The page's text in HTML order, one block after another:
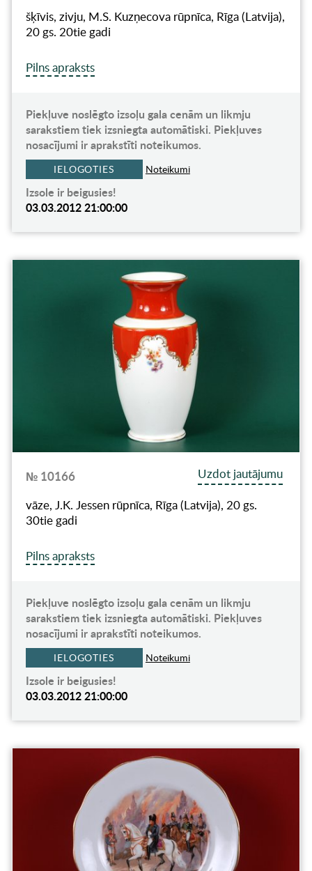
šķīvis, zivju, M.S. Kuzņecova rūpnīca, Rīga (Latvija),
20 gs. 20tie gadi
Pilns apraksts
Piekļuve noslēgto izsoļu gala cenām un likmju
sarakstiem tiek izsniegta automātiski. Piekļuves
nosacījumi ir aprakstīti noteikumos.
IELOGOTIES Noteikumi
Izsole ir beigusies!
03.03.2012 21:00:00
№ 10166
Uzdot jautājumu
vāze, J.K. Jessen rūpnīca, Rīga (Latvija), 20 gs.
30tie gadi
Pilns apraksts
Piekļuve noslēgto izsoļu gala cenām un likmju
sarakstiem tiek izsniegta automātiski. Piekļuves
nosacījumi ir aprakstīti noteikumos.
IELOGOTIES Noteikumi
Izsole ir beigusies!
03.03.2012 21:00:00